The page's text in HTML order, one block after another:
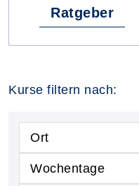
Ratgeber
Kurse filtern nach:
Ort
Wochentage